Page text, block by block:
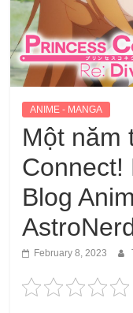
ANIME - MANGA
Một năm
Connect!
Blog
February 8, 2023